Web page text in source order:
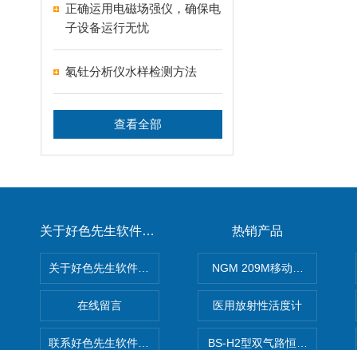
正确运用电磁场强仪，确保电
子设备运行无忧
氡钍分析仪水样检测方法
查看全部
关于好色先生软件下载
在线留言
热销产品
NGM 209M移动式惰性气体
医用放射性活度计
BS-H2型双气路恒流大气采样